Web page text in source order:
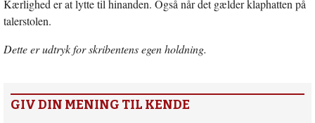
Kærlighed er at lytte til hinanden. Også når det gælder klaphatten på
talerstolen.
Dette er udtryk for skribentens egen holdning.
GIV DIN MENING TIL KENDE